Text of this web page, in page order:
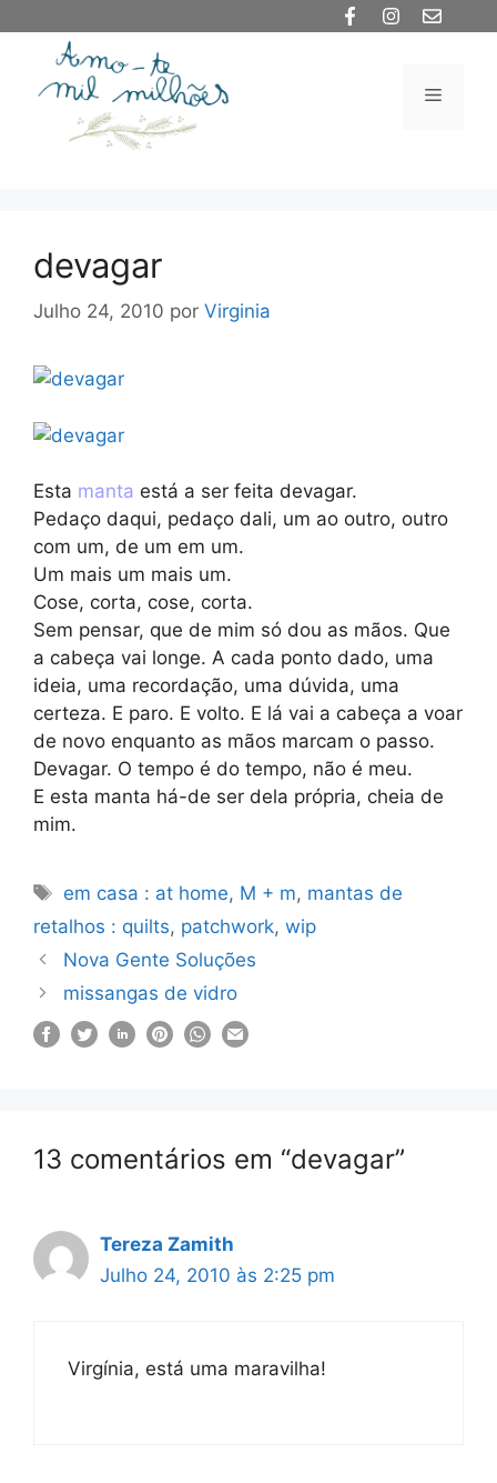
conteúdo
Menu
devagar
Julho 24, 2010 por Virginia
Esta manta está a ser feita devagar.
Pedaço daqui, pedaço dali, um ao outro, outro
com um, de um em um.
Um mais um mais um.
Cose, corta, cose, corta.
Sem pensar, que de mim só dou as mãos. Que
a cabeça vai longe. A cada ponto dado, uma
ideia, uma recordação, uma dúvida, uma
certeza. E paro. E volto. E lá vai a cabeça a voar
de novo enquanto as mãos marcam o passo.
Devagar. O tempo é do tempo, não é meu.
E esta manta há-de ser dela própria, cheia de
mim.
Etiquetas
em casa : at home, M + m, mantas de
retalhos : quilts, patchwork, wip
Nova Gente Soluções
missangas de vidro
13 comentários em “devagar”
Tereza Zamith
Julho 24, 2010 às 2:25 pm
Virgínia, está uma maravilha!